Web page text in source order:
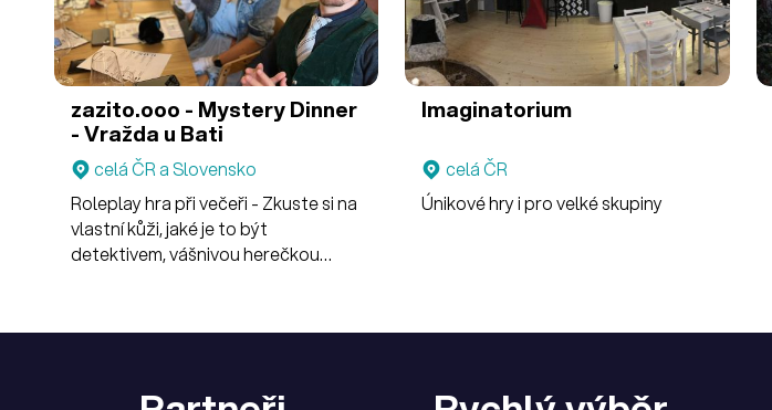
zazito.ooo - Mystery Dinner
- Vražda u Bati
celá ČR a Slovensko
Roleplay hra při večeři - Zkuste si na
vlastní kůži, jaké je to být
detektivem, vášnivou herečkou
zároveň uchovat svoje osobní
Imaginatorium
celá ČR
Únikové hry i pro velké skupiny